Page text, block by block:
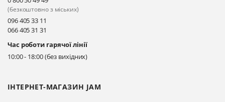
ІНТЕРНЕТ-МАГАЗИН JAM
(безкоштовно з міських)
096 405 33 11
066 405 31 31
Час роботи гарячої лінії
10:00 - 18:00 (без вихідних)